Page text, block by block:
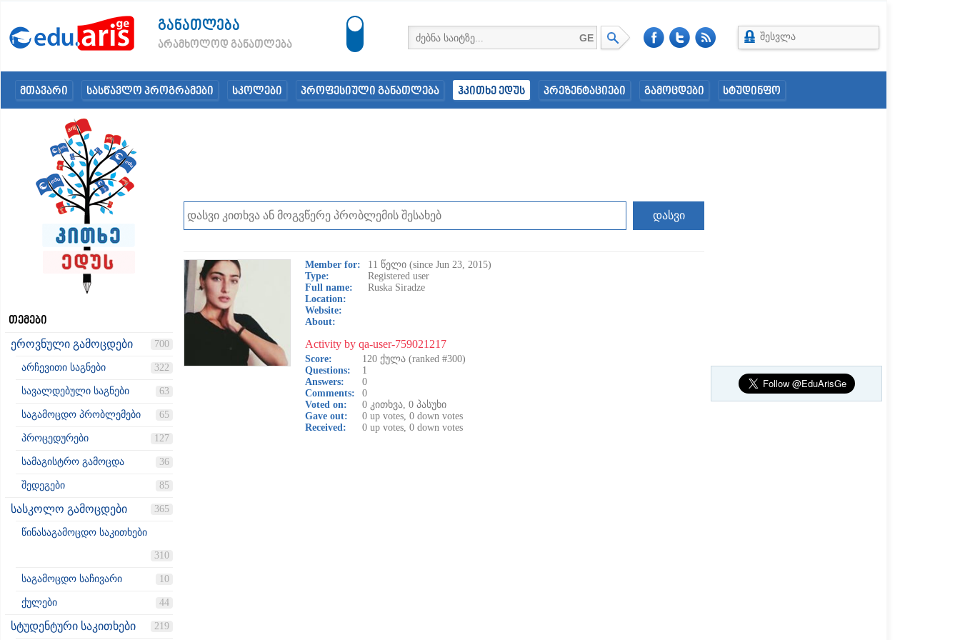
განათლება
არამხოლოდ განათლება
GE შესვლა
მთავარი სასწავლო პროგრამები სკოლები პროფესიული განათლება ჰკითხე ედუს პრეზენტაციები გამოცდები სტუდინფო
თემები
ეროვნული გამოცდები 700
არჩევითი საგნები 322
სავალდებული საგნები 63
საგამოცდო პრობლემები 65
პროცედურები 127
სამაგისტრო გამოცდა 36
შედეგები 85
სასკოლო გამოცდები 365
წინასაგამოცდო საკითხები
310
საგამოცდო საჩივარი 10
ქულები 44
სტუდენტური საკითხები 219
Member for:
11 წელი (since Jun 23, 2015)
Type:
Registered user
Full name:
Ruska Siradze
Location:
Website:
About:
Activity by qa-user-759021217
Score: 120 ქულა (ranked #300)
Questions:
1
Answers:
0
Comments:
0
Voted on:
0 კითხვა, 0 პასუხი
Gave out:
0 up votes, 0 down votes
Received:
0 up votes, 0 down votes